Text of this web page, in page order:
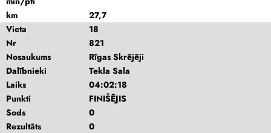
km
27,7
Vieta
18
Nr
821
Nosaukums
Rīgas Skrējēji
Dalībnieki
Tekla Sala
Laiks
04:02:18
Punkti
FINIŠĒJIS
Sods
0
Rezultāts
0